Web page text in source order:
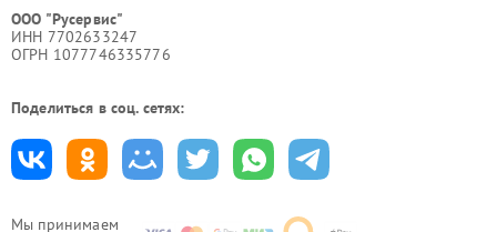
Мы принимаем
ООО "Русервис"
ИНН 7702633247
ОГРН 1077746335776
Поделиться в соц. сетях: